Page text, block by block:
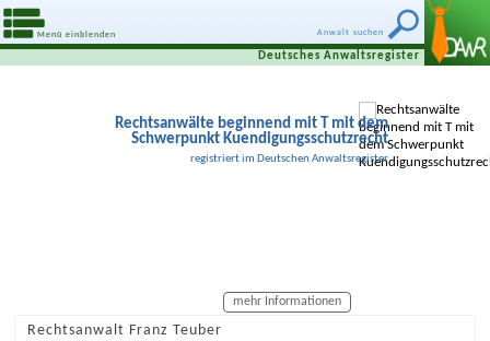
Anwalt suchen
Menü einblenden
Deutsches Anwaltsregister
Rechtsanwälte beginnend mit T mit dem
Schwerpunkt Kuendigungsschutzrecht
registriert im Deutschen Anwaltsregister
mehr Informationen
Rechtsanwalt Franz Teuber